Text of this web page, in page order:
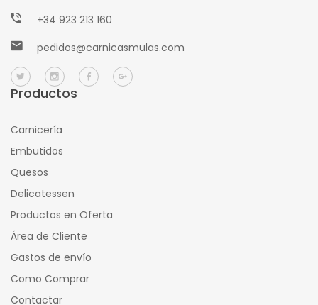
+34 923 213 160
pedidos@carnicasmulas.com
Productos
Carnicería
Embutidos
Quesos
Delicatessen
Productos en Oferta
Área de Cliente
Gastos de envío
Como Comprar
Contactar